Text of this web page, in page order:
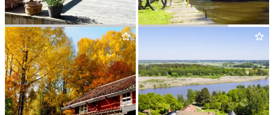
ULVS­BO­MUREN VILD­MARK
&LANTLIV